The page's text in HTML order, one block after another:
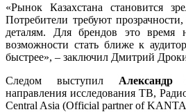
«Рынок Казахстана становится
Потребители требуют
деталям. Для брендов это время
возможности стать ближе к
быстрее», – заключил Дмитрий
Следом выступил Александр
направления исследования ТВ,
Central Asia (Official partner of